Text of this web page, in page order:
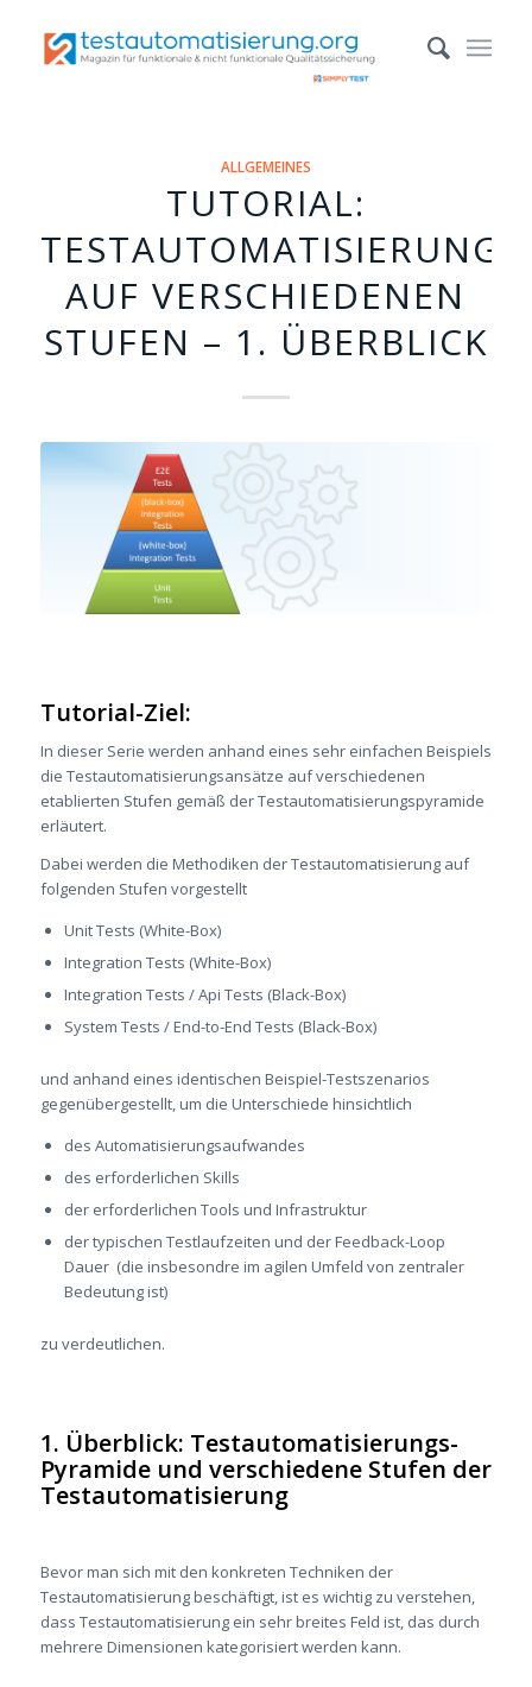
ALLGEMEINES
TUTORIAL:
TESTAUTOMATISIERUNG
AUF VERSCHIEDENEN
STUFEN – 1. ÜBERBLICK
Tutorial-Ziel:
In dieser Serie werden anhand eines sehr einfachen Beispiels
die Testautomatisierungsansätze auf verschiedenen
etablierten Stufen gemäß der Testautomatisierungspyramide
erläutert.
Dabei werden die Methodiken der Testautomatisierung auf
folgenden Stufen vorgestellt
Unit Tests (White-Box)
Integration Tests (White-Box)
Integration Tests / Api Tests (Black-Box)
System Tests / End-to-End Tests (Black-Box)
und anhand eines identischen Beispiel-Testszenarios
gegenübergestellt, um die Unterschiede hinsichtlich
des Automatisierungsaufwandes
des erforderlichen Skills
der erforderlichen Tools und Infrastruktur
der typischen Testlaufzeiten und der Feedback-Loop
Dauer (die insbesondre im agilen Umfeld von zentraler
Bedeutung ist)
zu verdeutlichen.
1. Überblick: Testautomatisierungs-
Pyramide und verschiedene Stufen der
Testautomatisierung
Bevor man sich mit den konkreten Techniken der
Testautomatisierung beschäftigt, ist es wichtig zu verstehen,
dass Testautomatisierung ein sehr breites Feld ist, das durch
mehrere Dimensionen kategorisiert werden kann.